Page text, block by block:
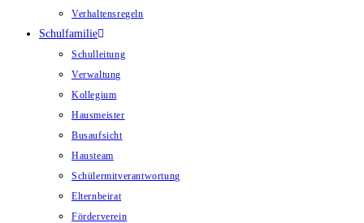
Verhaltensregeln
Schulfamilie
Schulleitung
Verwaltung
Kollegium
Hausmeister
Busaufsicht
Hausteam
Schülermitverantwortung
Elternbeirat
Förderverein